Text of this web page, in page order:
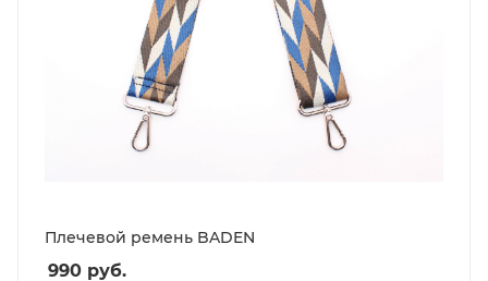
Плечевой ремень BADEN
990 руб.